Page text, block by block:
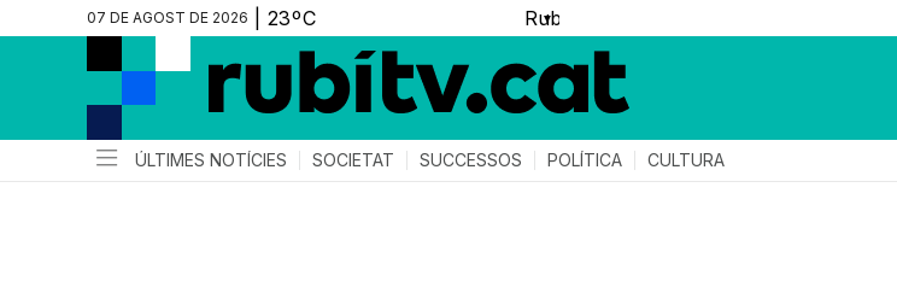
07 DE AGOST DE 2026 ▼
ÚLTIMES NOTÍCIES SOCIETAT SUCCESSOS POLÍTICA CULTURA